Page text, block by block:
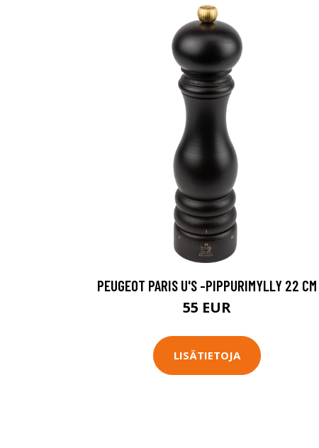
PEUGEOT PARIS U'S -PIPPURIMYLLY 22 CM
55 EUR
LISÄTIETOJA